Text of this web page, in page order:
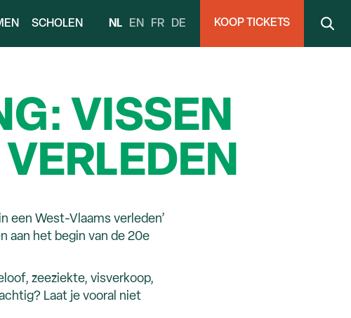
SCHOLEN NL EN FR DE KOOP TICKETS
VISSEN
een West-Vlaams verleden’
aan het begin van de 20e
zeeziekte, visverkoop,
Laat je vooral niet